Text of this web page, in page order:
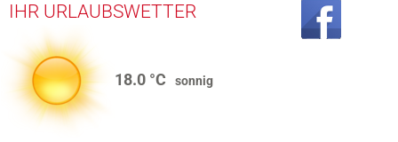
IHR URLAUBSWETTER
18.0 sonnig